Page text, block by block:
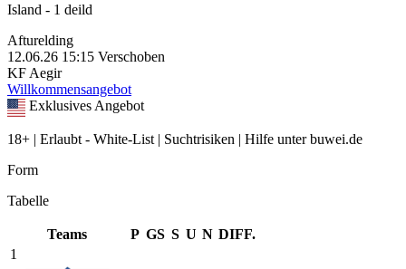
Island - 1 deild
Afturelding
12.06.26 15:15 Verschoben
KF Aegir
Willkommensangebot
Exklusives Angebot
18+ | Erlaubt - White-List | Suchtrisiken | Hilfe unter buwei.de
Form
Tabelle
Teams P GS S U N DIFF.
1